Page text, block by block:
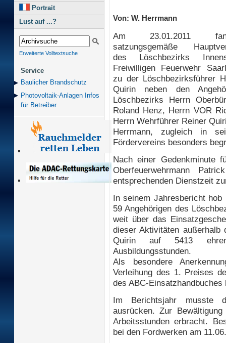
Portrait
Lust auf ...?
Erweiterte Volltextsuche
Service
Baulicher Brand­schutz
Photovoltaik-Anlagen Infos
für Betreiber
Von: W. Herrmann
Am 23.01.2011
satzungsgemäße
des Löschbezirks
Freiwilligen Feuerwehr
zu der Löschbezirksführer
Quirin neben den
Löschbezirks Herrn
Roland Henz, Herrn VOR
Herrn Wehrführer Reiner
Herrmann, zugleich in
Fördervereins besonders
Nach einer Gedenkminute
Oberfeuerwehrmann
entsprechenden Dienstzeit
In seinem Jahresbericht
59 Angehörigen des
weit über das
dieser Aktivitäten außerhalb
Quirin auf 5413
Ausbildungsstunden.
Als besondere
Verleihung des 1. Preises
des ABC-Einsatzhandbuches
Im Berichtsjahr musste
ausrücken. Zur
Arbeitsstunden erbracht.
bei den Fordwerken am